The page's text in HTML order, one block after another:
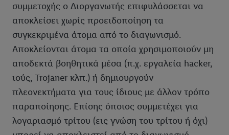
συμμετοχής ο Διοργανωτής επιφυλάσσεται να
αποκλείσει χωρίς προειδοποίηση τα
συγκεκριμένα άτομα από το διαγωνισμό.
Αποκλείονται άτομα τα οποία χρησιμοποιούν μη
αποδεκτά βοηθητικά μέσα (π.χ. εργαλεία hacker,
ιούς, Trojaner κλπ.) ή δημιουργούν
πλεονεκτήματα για τους ίδιους με άλλον τρόπο
παραποίησης. Επίσης όποιος συμμετέχει για
λογαριασμό τρίτου (εις γνώση του τρίτου ή όχι)